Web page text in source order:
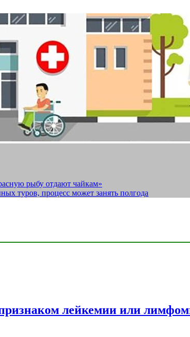
рыбу отдают чайкам»
туров, процесс может занять полгода
лейкемии или